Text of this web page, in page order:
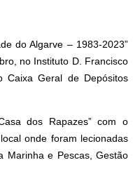
do Algarve – 1983-2023”
no Instituto D. Francisco
Caixa Geral de Depósitos
dos Rapazes” com o
onde foram lecionadas
Marinha e Pescas, Gestão